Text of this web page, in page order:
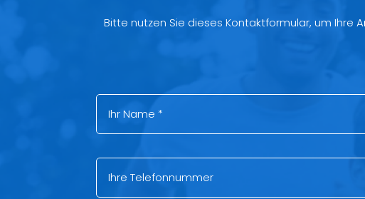
Bitte nutzen Sie dieses Kontaktformular, um Ihre